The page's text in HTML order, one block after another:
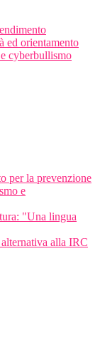
ed orientamento
cyberbullismo
per la prevenzione
e
"Una lingua
alla IRC